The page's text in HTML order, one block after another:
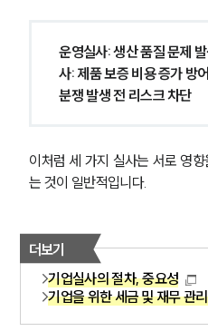
운영실사: 생산 품질 문제
사: 제품 보증 비용 증가 방
분쟁 발생 전 리스크 차단
이처럼 세 가지 실사는 서로 영
는 것이 일반적입니다.
더보기
기업실사의 절차, 중요성
기업을 위한 세금 및 재무 관